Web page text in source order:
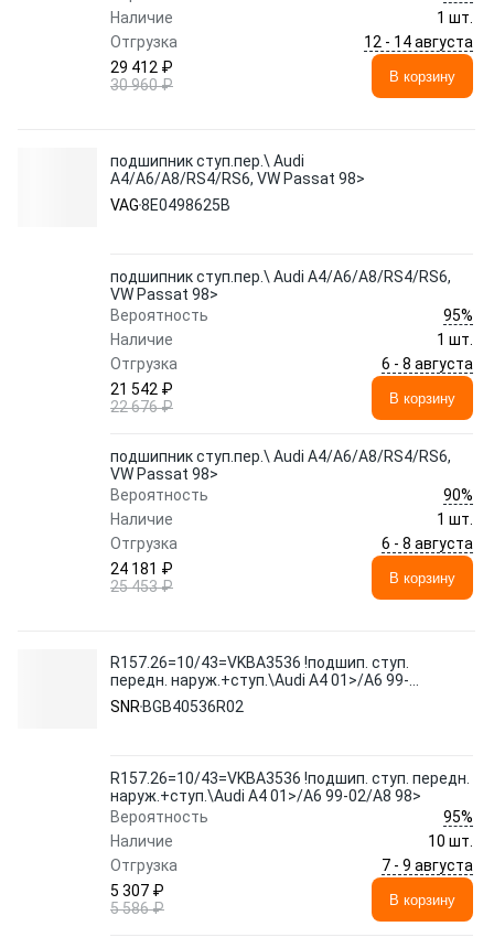
Наличие
1 шт.
Отгрузка
12 - 14 августа
29 412 ₽
30 960 ₽
В корзину
подшипник ступ.пер.\ Audi
A4/A6/A8/RS4/RS6, VW Passat 98>
VAG8E0498625B
подшипник ступ.пер.\ Audi A4/A6/A8/RS4/RS6,
VW Passat 98>
Вероятность
95%
Наличие
1 шт.
Отгрузка
6 - 8 августа
21 542 ₽
22 676 ₽
В корзину
подшипник ступ.пер.\ Audi A4/A6/A8/RS4/RS6,
VW Passat 98>
Вероятность
90%
Наличие
1 шт.
Отгрузка
6 - 8 августа
24 181 ₽
25 453 ₽
В корзину
R157.26=10/43=VKBA3536 !подшип. ступ.
передн. наруж.+ступ.\Audi A4 01>/A6 99-
02/A8 98>
SNR BGB40536R02
R157.26=10/43=VKBA3536 !подшип. ступ. передн.
наруж.+ступ.\Audi A4 01>/A6 99-02/A8 98>
Вероятность
95%
Наличие
10 шт.
Отгрузка
7 - 9 августа
5 307 ₽
5 586 ₽
В корзину